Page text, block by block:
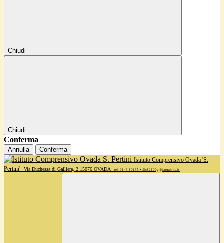
Chiudi
Chiudi
Conferma
Annulla Conferma
Istituto Comprensivo Ovada 'S.
Pertini'
Via Duchessa di Galliera, 2 15076 OVADA tel. 0143 80135 • alic82100g@istruzione.it